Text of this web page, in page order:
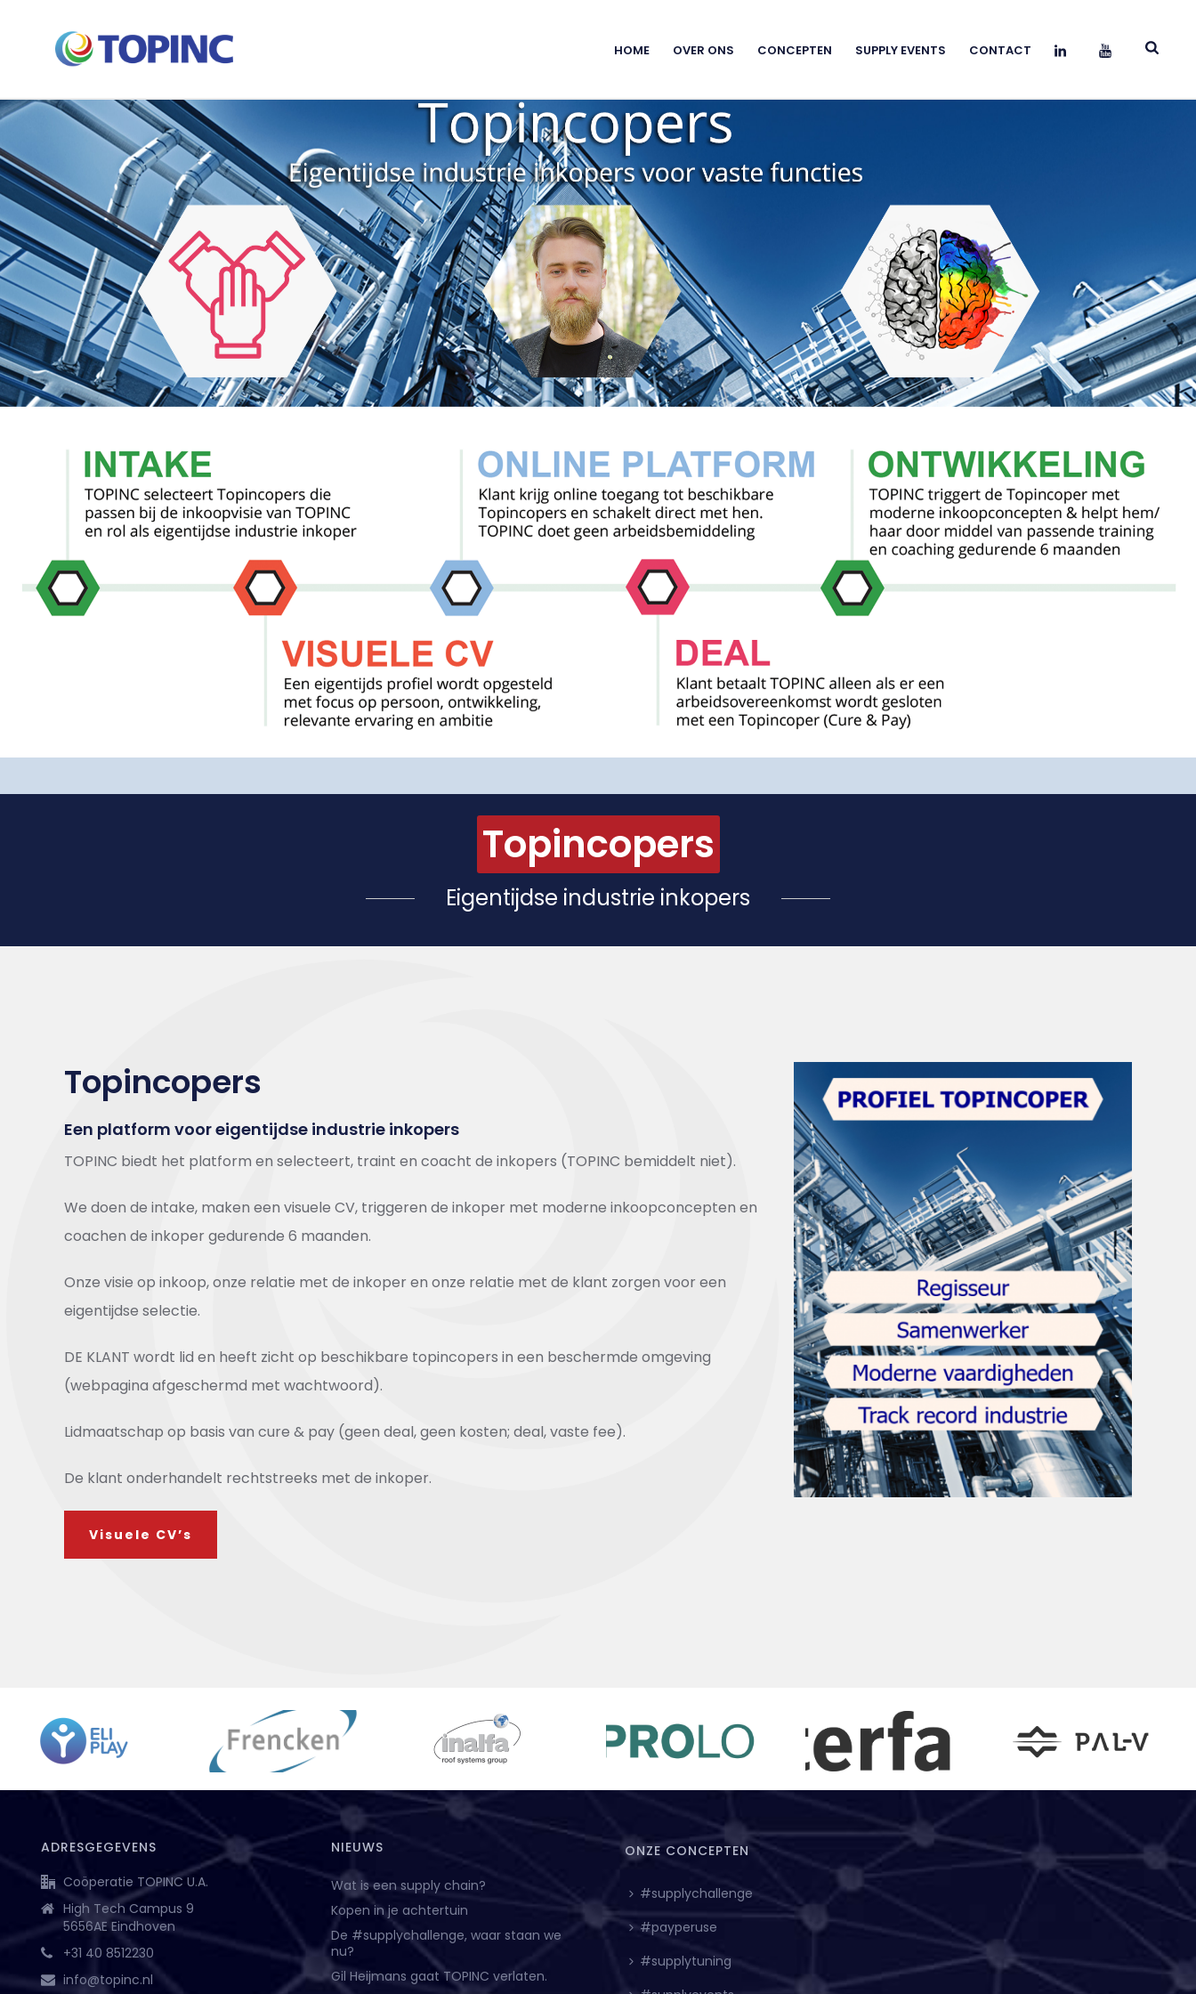
HOME OVER ONS CONCEPTEN SUPPLY EVENTS CONTACT
Topincopers
Eigentijdse industrie inkopers
Topincopers
Een platform voor eigentijdse industrie inkopers
TOPINC biedt het platform en selecteert, traint en coacht de inkopers (TOPINC bemiddelt niet).
We doen de intake, maken een visuele CV, triggeren de inkoper met moderne inkoopconcepten en
coachen de inkoper gedurende 6 maanden.
Onze visie op inkoop, onze relatie met de inkoper en onze relatie met de klant zorgen voor een
eigentijdse selectie.
DE KLANT wordt lid en heeft zicht op beschikbare topincopers in een beschermde omgeving
(webpagina afgeschermd met wachtwoord).
Lidmaatschap op basis van cure & pay (geen deal, geen kosten; deal, vaste fee).
De klant onderhandelt rechtstreeks met de inkoper.
Visuele CV’s
ADRESGEGEVENS
Coöperatie TOPINC U.A.
High Tech Campus 9
5656AE Eindhoven
+31 40 8512230
info@topinc.nl
NIEUWS
Wat is een supply chain?
Kopen in je achtertuin
De #supplychallenge, waar staan we
nu?
Gil Heijmans gaat TOPINC verlaten.
ONZE CONCEPTEN
#supplychallenge
#payperuse
#supplytuning